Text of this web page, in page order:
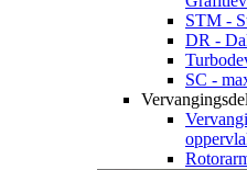
STM -
DR -
SC -